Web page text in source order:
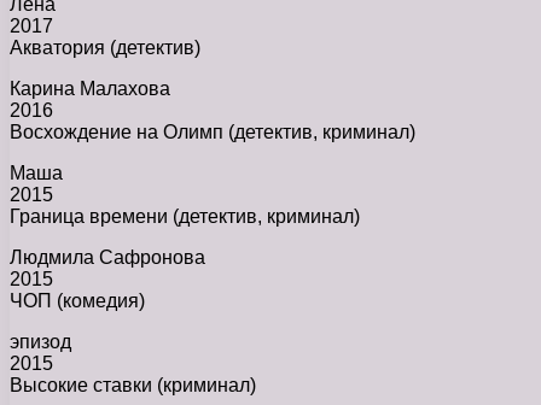
2017
Акватория (детектив)
Карина Малахова
2016
Восхождение на Олимп (детектив, криминал)
Маша
2015
Граница времени (детектив, криминал)
Людмила Сафронова
2015
ЧОП (комедия)
эпизод
2015
Высокие ставки (криминал)